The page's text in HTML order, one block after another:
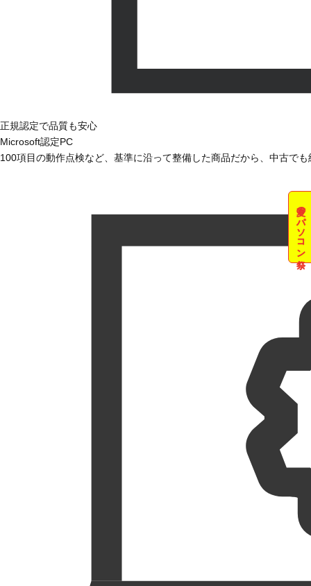
夏のパソコン祭
正規認定で品質も安心
Microsoft認定PC
100項目の動作点検など、基準に沿って整備した商品だから、中古で